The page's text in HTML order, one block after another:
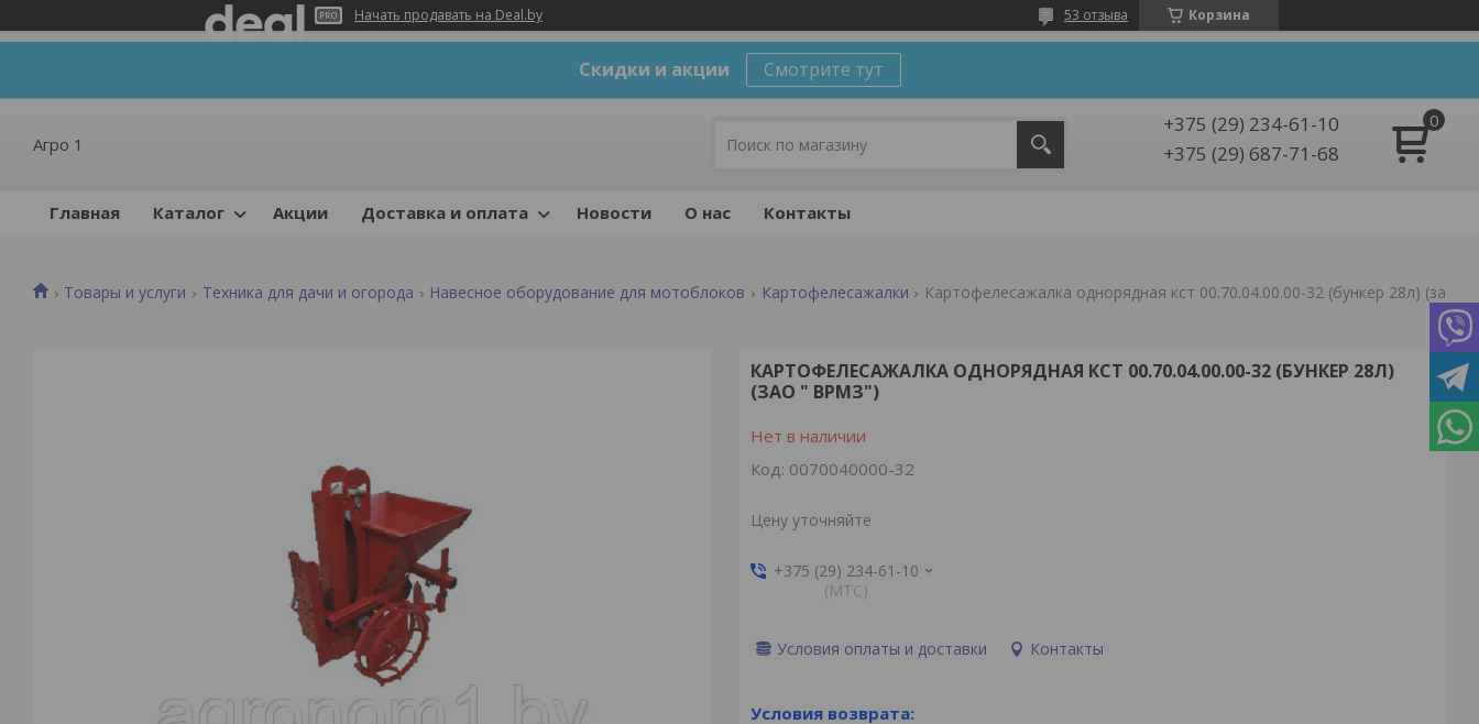
Начать продавать на Deal.by Корзина
53 отзыва
Скидки и акции Смотрите тут
Агро 1
+375 (29) 234-61-10
+375 (29) 687-71-68
Главная Каталог Акции Доставка и оплата Новости О нас Контакты
Товары и услуги Техника для дачи и огорода Навесное оборудование для мотоблоков Картофелесажалки
КАРТОФЕЛЕСАЖАЛКА ОДНОРЯДНАЯ КСТ 00.70.04.00.00-32 (БУНКЕР 28Л)
(ЗАО " ВРМЗ")
Нет в наличии
Код: 0070040000-32
Цену уточняйте
+375 (29) 234-61-10
(MTС)
Условия оплаты и доставки Контакты